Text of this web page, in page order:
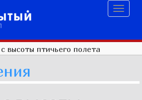
высоты птичьего полета